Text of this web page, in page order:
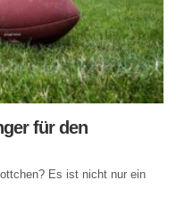
für den
Es ist nicht nur ein